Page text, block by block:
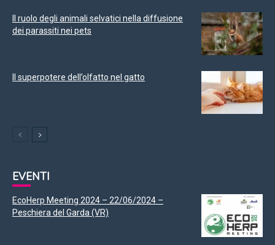
Il ruolo degli animali selvatici nella diffusione
dei parassiti nei pets
Il superpotere dell’olfatto nel gatto
EVENTI
EcoHerp Meeting 2024 – 22/06/2024 –
Peschiera del Garda (VR)